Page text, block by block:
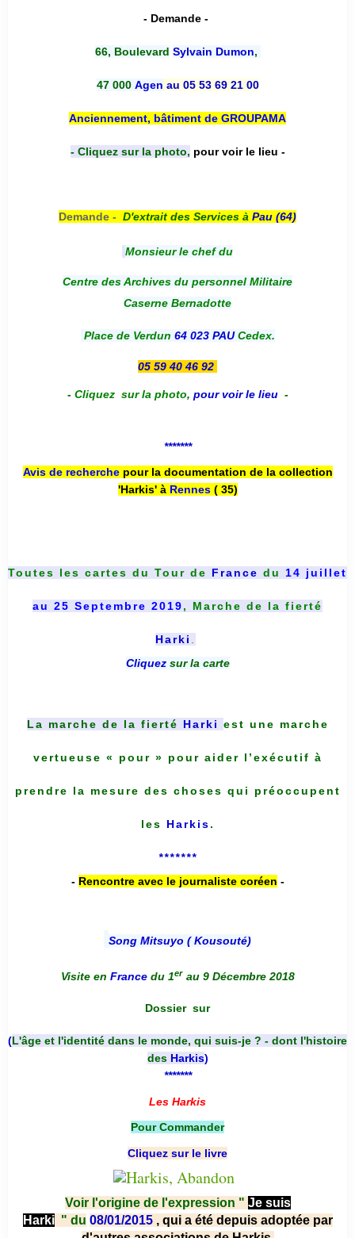
- Demande -
66, Boulevard Sylvain Dumon,
47 000 Agen au 05 53 69 21 00
Anciennement, bâtiment de GROUPAMA
- Cliquez sur la photo, pour voir le lieu -
Demande - D'extrait des Services à Pau (64)
Monsieur le chef du
Centre des Archives du personnel Militaire
Caserne Bernadotte
Place de Verdun 64 023 PAUCedex.
05 59 40 46 92
- Cliquez sur la photo, pour voir le lieu -
*******
Avis de recherche pour la documentation de la collection
'Harkis' à Rennes( 35)
Toutes les cartes du Tour de France du 14 juillet
au 25 Septembre 2019, Marche de la fierté
Harki
Cliquez sur la carte
La marche de la fierté Harki est une marche
vertueuse « pour » pour aider l’exécutif à
prendre la mesure des choses qui préoccupent
les Harkis.
*******
- Rencontre avec le journaliste coréen -
Song Mitsuyo ( Kousouté)
Visite en France du 1er au 9 Décembre 2018
Dossier sur
(L'âge et l'identité dans le monde, qui suis-je ? - dont l'histoire
des Harkis)
*******
Les Harkis
Pour Commander
Cliquez sur le livre
Voir l'origine de l'expression " Je suis
Harki " du 08/01/2015 , qui a été depuis adoptée par